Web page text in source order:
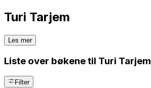
Turi Tarjem
Les mer
Liste over bøkene til Turi Tarjem
Filter